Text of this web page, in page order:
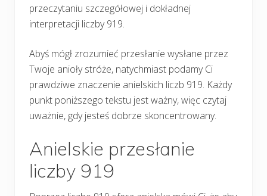
przeczytaniu szczegółowej i dokładnej
interpretacji liczby 919.
Abyś mógł zrozumieć przesłanie wysłane przez
Twoje anioły stróże, natychmiast podamy Ci
prawdziwe znaczenie anielskich liczb 919. Każdy
punkt poniższego tekstu jest ważny, więc czytaj
uważnie, gdy jesteś dobrze skoncentrowany.
Anielskie przesłanie
liczby 919